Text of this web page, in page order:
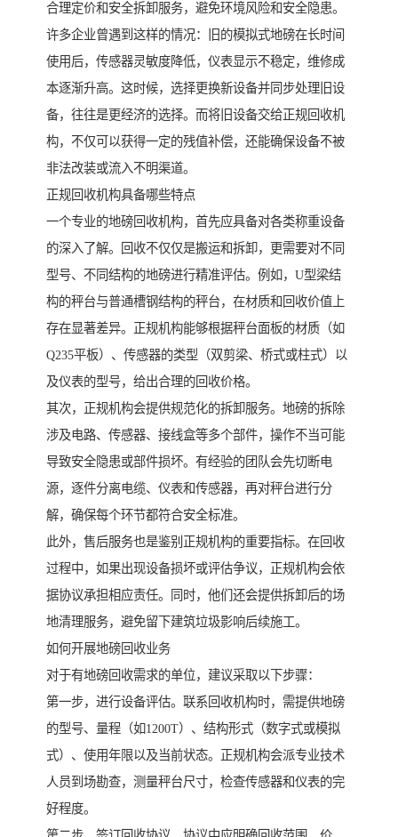
合理定价和安全拆卸服务，避免环境风险和安全隐患。
许多企业曾遇到这样的情况：旧的模拟式地磅在长时间
使用后，传感器灵敏度降低，仪表显示不稳定，维修成
本逐渐升高。这时候，选择更换新设备并同步处理旧设
备，往往是更经济的选择。而将旧设备交给正规回收机
构，不仅可以获得一定的残值补偿，还能确保设备不被
非法改装或流入不明渠道。
正规回收机构具备哪些特点
一个专业的地磅回收机构，首先应具备对各类称重设备
的深入了解。回收不仅仅是搬运和拆卸，更需要对不同
型号、不同结构的地磅进行精准评估。例如，U型梁结
构的秤台与普通槽钢结构的秤台，在材质和回收价值上
存在显著差异。正规机构能够根据秤台面板的材质（如
Q235平板）、传感器的类型（双剪梁、桥式或柱式）以
及仪表的型号，给出合理的回收价格。
其次，正规机构会提供规范化的拆卸服务。地磅的拆除
涉及电路、传感器、接线盒等多个部件，操作不当可能
导致安全隐患或部件损坏。有经验的团队会先切断电
源，逐件分离电缆、仪表和传感器，再对秤台进行分
解，确保每个环节都符合安全标准。
此外，售后服务也是鉴别正规机构的重要指标。在回收
过程中，如果出现设备损坏或评估争议，正规机构会依
据协议承担相应责任。同时，他们还会提供拆卸后的场
地清理服务，避免留下建筑垃圾影响后续施工。
如何开展地磅回收业务
对于有地磅回收需求的单位，建议采取以下步骤：
第一步，进行设备评估。联系回收机构时，需提供地磅
的型号、量程（如1200T）、结构形式（数字式或模拟
式）、使用年限以及当前状态。正规机构会派专业技术
人员到场勘查，测量秤台尺寸，检查传感器和仪表的完
好程度。